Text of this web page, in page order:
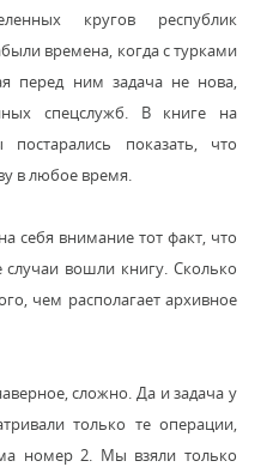
кругов республик
времена, когда с турками
перед ним задача не нова,
спецслужб. В книге на
показать, что
в любое время.
себя внимание тот факт, что
вошли книгу. Сколько
чем располагает архивное
сложно. Да и задача у
только те операции,
номер 2. Мы взяли только